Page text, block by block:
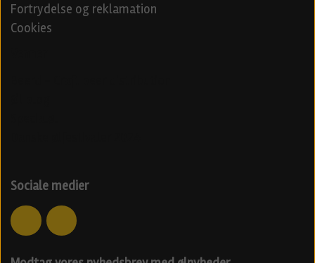
Fortrydelse og reklamation
Cookies
Sociale medier